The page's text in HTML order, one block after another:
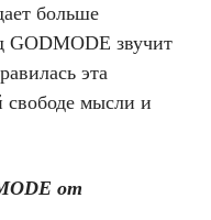
больше
GODMODE звучит
эта
свободе мысли и
от